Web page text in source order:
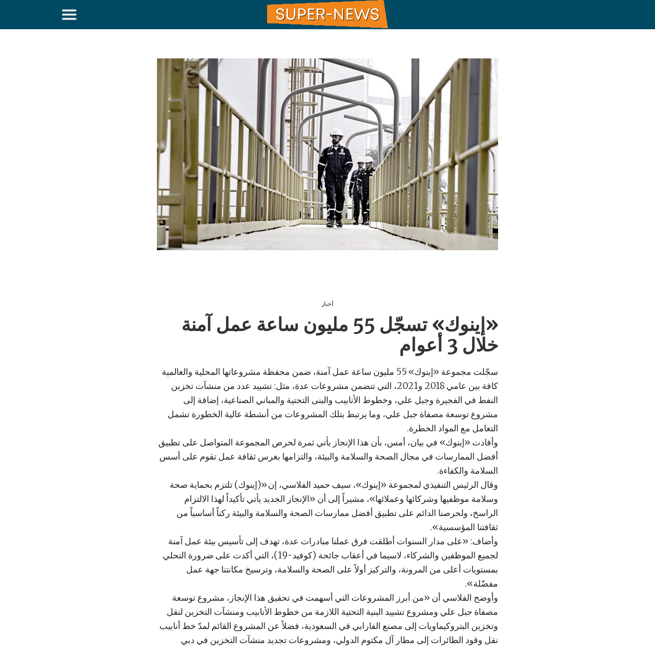
أخبار
«إينوك» تسجّل 55 مليون ساعة عمل آمنة
خلال 3 أعوام
سجّلت مجموعة «إينوك» 55 مليون ساعة عمل آمنة، ضمن محفظة مشروعاتها المحلية والعالمية
كافة بين عامي 2018 و2021، التي تتضمن مشروعات عدة، مثل: تشييد عدد من منشآت تخزين
النفط في الفجيرة وجبل علي، وخطوط الأنابيب والبنى التحتية والمباني الصناعية، إضافة إلى
مشروع توسعة مصفاة جبل علي، وما يرتبط بتلك المشروعات من أنشطة عالية الخطورة تشمل
التعامل مع المواد الخطرة.
وأفادت «إينوك» في بيان، أمس، بأن هذا الإنجاز يأتي ثمرة لحرص المجموعة المتواصل على تطبيق
أفضل الممارسات في مجال الصحة والسلامة والبيئة، والتزامها بغرس ثقافة عمل تقوم على أسس
السلامة والكفاءة.
وقال الرئيس التنفيذي لمجموعة «إينوك»، سيف حميد الفلاسي، إن «(إينوك) تلتزم بحماية صحة
وسلامة موظفيها وشركائها وعملائها»، مشيراً إلى أن «الإنجاز الجديد يأتي تأكيداً لهذا الالتزام
الراسخ، ولحرصنا الدائم على تطبيق أفضل ممارسات الصحة والسلامة والبيئة ركناً أساسياً من
ثقافتنا المؤسسية».
وأضاف: «على مدار السنوات أطلقت فرق عملنا مبادرات عدة، تهدف إلى تأسيس بيئة عمل آمنة
لجميع الموظفين والشركاء، لاسيما في أعقاب جائحة (كوفيد-19)، التي أكدت على ضرورة التحلي
بمستويات أعلى من المرونة، والتركيز أولاً على الصحة والسلامة، وترسيخ مكانتنا جهة عمل
مفضّلة».
وأوضح الفلاسي أن «من أبرز المشروعات التي أسهمت في تحقيق هذا الإنجاز، مشروع توسعة
مصفاة جبل علي ومشروع تشييد البنية التحتية اللازمة من خطوط الأنابيب ومنشآت التخزين لنقل
وتخزين البتروكيماويات إلى مصنع الفارابي في السعودية، فضلاً عن المشروع القائم لمدّ خط أنابيب
نقل وقود الطائرات إلى مطار آل مكتوم الدولي، ومشروعات تجديد منشآت التخزين في دبي